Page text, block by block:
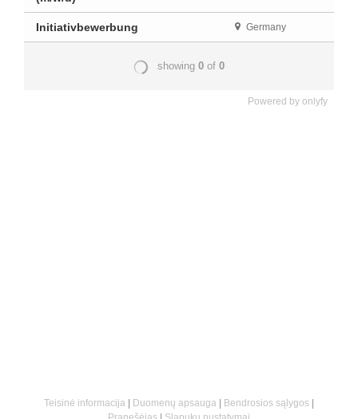
Powered by onlyfy
Teisinė informacija Duomenų apsauga Bendrosios sąlygos